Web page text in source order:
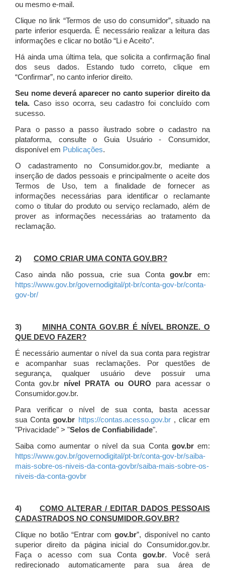
ou mesmo e-mail.
Clique no link “Termos de uso do consumidor”, situado na
parte inferior esquerda. É necessário realizar a leitura das
informações e clicar no botão “Li e Aceito”.
Há ainda uma última tela, que solicita a confirmação final
dos seus dados. Estando tudo correto, clique em
“Confirmar”, no canto inferior direito.
Seu nome deverá aparecer no canto superior direito da
tela. Caso isso ocorra, seu cadastro foi concluído com
sucesso.
Para o passo a passo ilustrado sobre o cadastro na
plataforma, consulte o Guia Usuário - Consumidor,
disponível em Publicações.
O cadastramento no Consumidor.gov.br, mediante a
inserção de dados pessoais e principalmente o aceite dos
Termos de Uso, tem a finalidade de fornecer as
informações necessárias para identificar o reclamante
como o titular do produto ou serviço reclamado, além de
prover as informações necessárias ao tratamento da
reclamação.
2) COMO CRIAR UMA CONTA GOV.BR?
Caso ainda não possua, crie sua Contagov.br em:
https://www.gov.br/governodigital/pt-br/conta-gov-br/conta-
gov-br/
3)
MINHA CONTA GOV.BR É NÍVEL BRONZE. O
QUE DEVO FAZER?
É necessário aumentar o nível da sua conta para registrar
e acompanhar suas reclamações. Por questões de
segurança, qualquer usuário deve possuir uma
Conta gov.br nível PRATA ou OURO para acessar o
Consumidor.gov.br.
Para verificar o nível de sua conta, basta acessar
sua Contagov.br https://contas.acesso.gov.br, clicar em
"Privacidade" > "Selos de Confiabilidade".
Saiba como aumentar o nível da sua Conta gov.brem:
https://www.gov.br/governodigital/pt-br/conta-gov-br/saiba-
mais-sobre-os-niveis-da-conta-govbr/saiba-mais-sobre-os-
niveis-da-conta-govbr
4) COMO ALTERAR / EDITAR DADOS PESSOAIS
CADASTRADOS NO CONSUMIDOR.GOV.BR?
Clique no botão “Entrar comgov.br”, disponível no canto
superior direito da página inicial do Consumidor.gov.br.
Faça o acesso com sua Conta gov.br. Você será
redirecionado automaticamente para sua área de